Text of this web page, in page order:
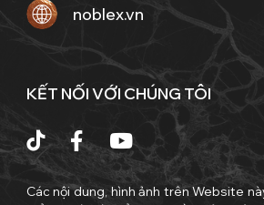
noblex.vn
KẾT NỐI VỚI CHÚNG TÔI
Các nội dung, hình ảnh trên Website